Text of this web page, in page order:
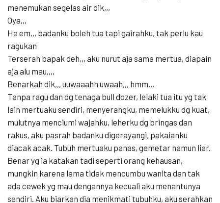
menemukan segelas air dik,,,
Oya,,,
He em,,, badanku boleh tua tapi gairahku, tak perlu kau
ragukan
Terserah bapak deh,,, aku nurut aja sama mertua, diapain
aja alu mau,,,,
Benarkah dik,,, uuwaaahh uwaah,,, hmm,,,
Tanpa ragu dan dg tenaga bull dozer, lelaki tua itu yg tak
lain mertuaku sendiri, menyerangku, memelukku dg kuat,
mulutnya menciumi wajahku, leherku dg bringas dan
rakus, aku pasrah badanku digerayangi, pakaianku
diacak acak. Tubuh mertuaku panas, gemetar namun liar.
Benar yg ia katakan tadi seperti orang kehausan,
mungkin karena lama tidak mencumbu wanita dan tak
ada cewek yg mau dengannya kecuali aku menantunya
sendiri. Aku biarkan dia menikmati tubuhku, aku serahkan